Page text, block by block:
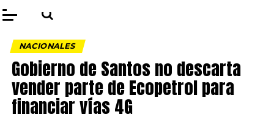
NACIONALES
Gobierno de Santos no descarta
vender parte de Ecopetrol para
financiar vías 4G